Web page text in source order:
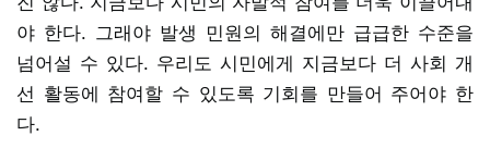
야 한다. 그래야 발생 민원의 해결에만 급급한 수준을
넘어설 수 있다. 우리도 시민에게 지금보다 더 사회 개
선 활동에 참여할 수 있도록 기회를 만들어 주어야 한
다.